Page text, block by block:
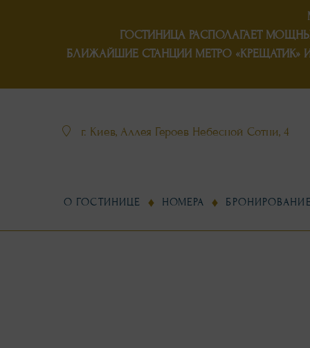
ГОСТИНИЦА РАСПОЛАГАЕТ
БЛИЖАЙШИЕ СТАНЦИИ МЕТРО «КРЕЩАТИК»
г. Киев, Аллея Героев Небесной Сотни, 4
О ГОСТИНИЦЕ НОМЕРА